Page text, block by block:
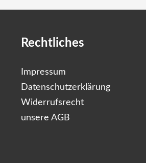
Rechtliches
Impressum
Datenschutzerklärung
Widerrufsrecht
unsere AGB